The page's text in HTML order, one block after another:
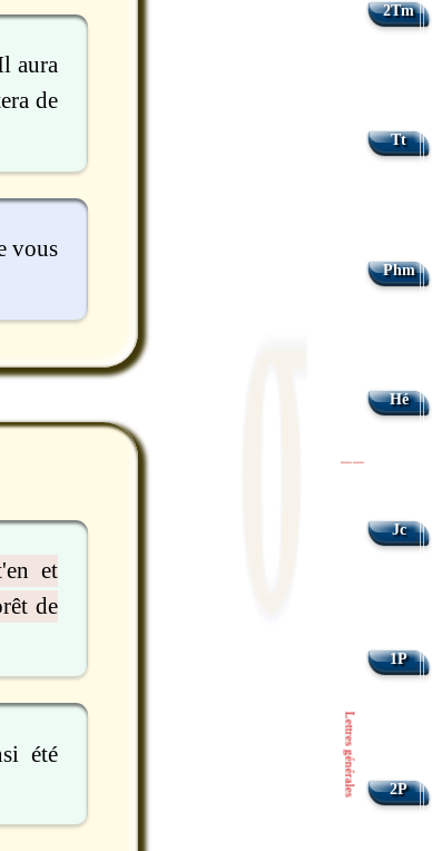
aura
de
vous
et
de
été
2Tm
Tt
Phm
Hé
Jc
1P
2P
Lettres générales